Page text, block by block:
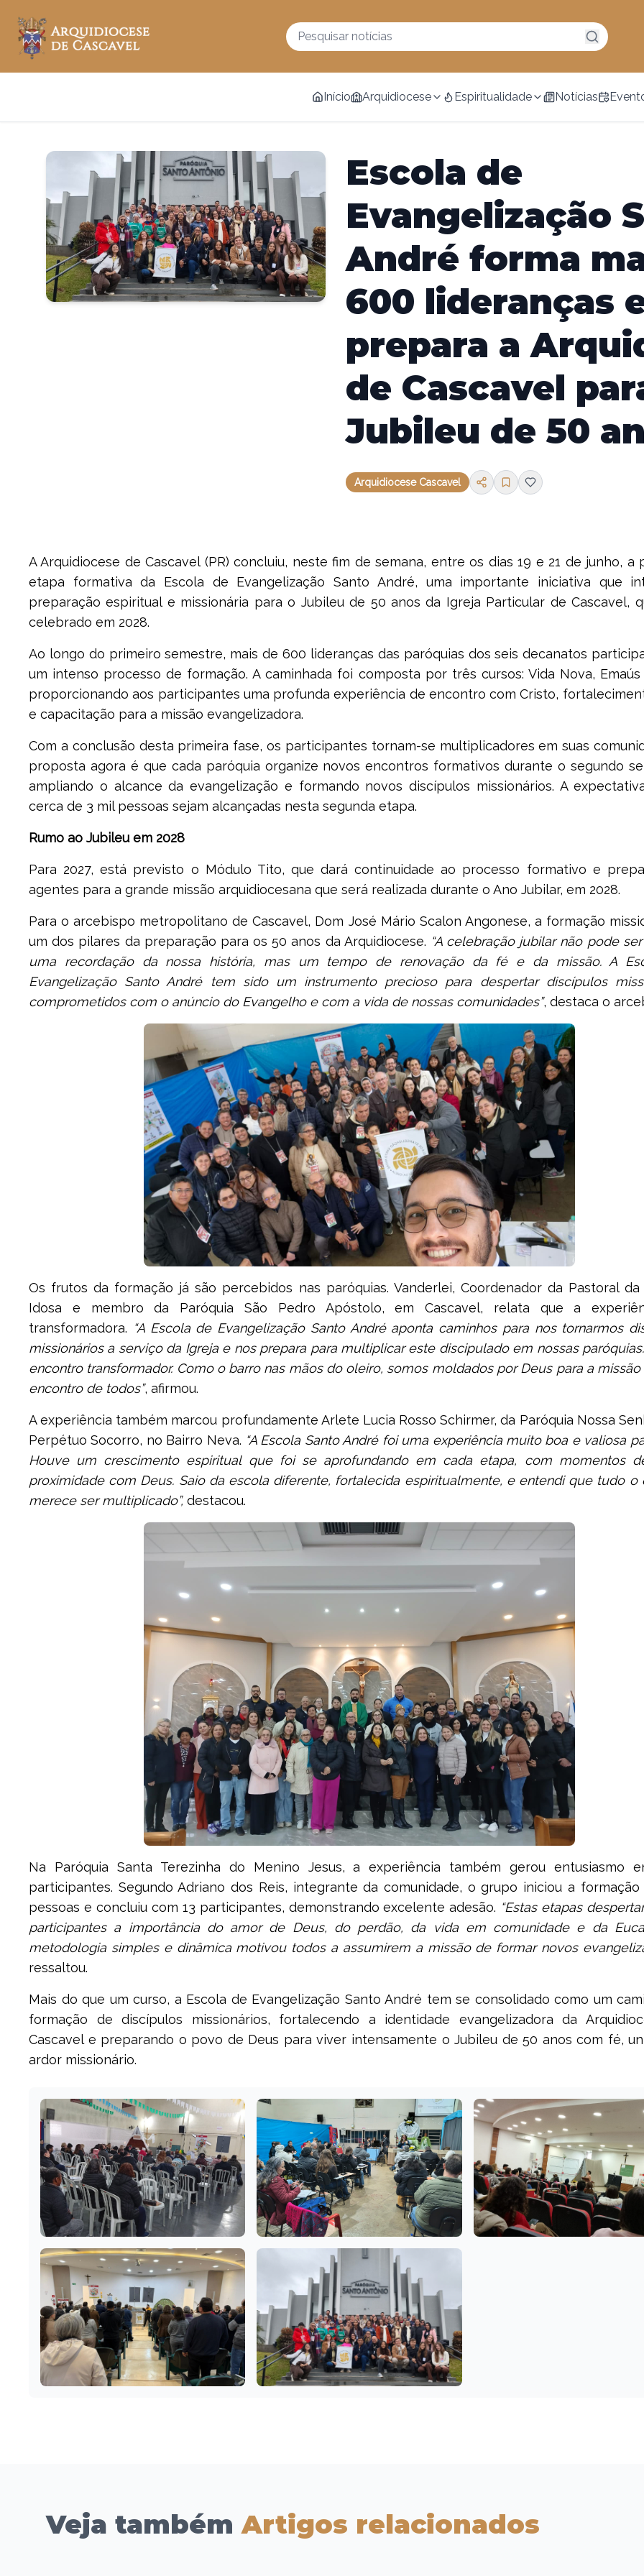
Início Arquidiocese Espiritualidade Notícias
Escola de
Evangelização
André forma
600 lideranças
prepara a
de Cascavel
Jubileu de 50
Arquidiocese Cascavel
A Arquidiocese de Cascavel (PR) concluiu, neste fim de semana, entre os dias 19 e 21 de junho, a
etapa formativa da Escola de Evangelização Santo André, uma importante iniciativa que
preparação espiritual e missionária para o Jubileu de 50 anos da Igreja Particular de Cascavel,
celebrado em 2028.
Ao longo do primeiro semestre, mais de 600 lideranças das paróquias dos seis decanatos
um intenso processo de formação. A caminhada foi composta por três cursos: Vida Nova, Emaús
proporcionando aos participantes uma profunda experiência de encontro com Cristo,
e capacitação para a missão evangelizadora.
Com a conclusão desta primeira fase, os participantes tornam-se multiplicadores em suas
proposta agora é que cada paróquia organize novos encontros formativos durante o segundo
ampliando o alcance da evangelização e formando novos discípulos missionários. A
cerca de 3 mil pessoas sejam alcançadas nesta segunda etapa.
Rumo ao Jubileu em 2028
Para 2027, está previsto o Módulo Tito, que dará continuidade ao processo formativo e
agentes para a grande missão arquidiocesana que será realizada durante o Ano Jubilar, em 2028.
Para o arcebispo metropolitano de Cascavel, Dom José Mário Scalon Angonese, a formação
um dos pilares da preparação para os 50 anos da Arquidiocese. “A celebração jubilar não pode
uma recordação da nossa história, mas um tempo de renovação da fé e da missão. A
Evangelização Santo André tem sido um instrumento precioso para despertar discípulos
comprometidos com o anúncio do Evangelho e com a vida de nossas comunidades”, destaca o
Os frutos da formação já são percebidos nas paróquias. Vanderlei, Coordenador da Pastoral da
Idosa e membro da Paróquia São Pedro Apóstolo, em Cascavel, relata que a
transformadora. “A Escola de Evangelização Santo André aponta caminhos para nos tornarmos
missionários a serviço da Igreja e nos prepara para multiplicar este discipulado em nossas
encontro transformador. Como o barro nas mãos do oleiro, somos moldados por Deus para a
encontro de todos”, afirmou.
A experiência também marcou profundamente Arlete Lucia Rosso Schirmer, da Paróquia Nossa
Perpétuo Socorro, no Bairro Neva. “A Escola Santo André foi uma experiência muito boa e valiosa
Houve um crescimento espiritual que foi se aprofundando em cada etapa, com momentos
proximidade com Deus. Saio da escola diferente, fortalecida espiritualmente, e entendi que tudo o
merece ser multiplicado”, destacou.
Na Paróquia Santa Terezinha do Menino Jesus, a experiência também gerou entusiasmo
participantes. Segundo Adriano dos Reis, integrante da comunidade, o grupo iniciou a formação
pessoas e concluiu com 13 participantes, demonstrando excelente adesão. “Estas etapas
participantes a importância do amor de Deus, do perdão, da vida em comunidade e da
metodologia simples e dinâmica motivou todos a assumirem a missão de formar novos
ressaltou.
Mais do que um curso, a Escola de Evangelização Santo André tem se consolidado como um
formação de discípulos missionários, fortalecendo a identidade evangelizadora da
Cascavel e preparando o povo de Deus para viver intensamente o Jubileu de 50 anos com fé,
ardor missionário.
Veja tambémArtigos relacionados